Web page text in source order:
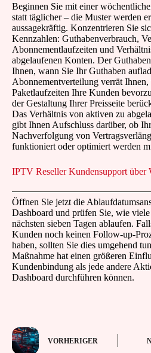
Beginnen Sie mit einer
statt täglicher – die Muster werden
aussagekräftig. Konzentrieren Sie
Kennzahlen: Guthabenverbrauch,
Abonnementlaufzeiten und
abgelaufenen Konten. Der
Ihnen, wann Sie Ihr Guthaben
Abonnementverteilung verrät Ihnen,
Paketlaufzeiten Ihre Kunden
der Gestaltung Ihrer Preisseite
Das Verhältnis von aktiven zu
gibt Ihnen Aufschluss darüber, ob
Nachverfolgung von
funktioniert oder optimiert werden
IPTV Reseller Kundensupport über
Öffnen Sie jetzt die
Dashboard und prüfen Sie, wie
nächsten sieben Tagen ablaufen.
Kunden noch keinen Follow-up-
haben, sollten Sie dies umgehend
Maßnahme hat einen größeren
Kundenbindung als jede andere
Dashboard durchführen können.
VORHERIGER